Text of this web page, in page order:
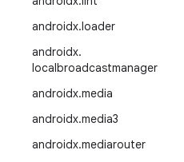
androidx.loader
androidx.
localbroadcastmanager
androidx.media
androidx.media3
androidx.mediarouter